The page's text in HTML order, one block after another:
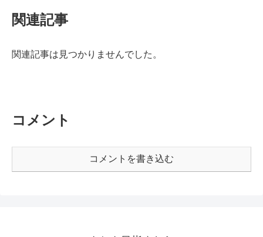
関連記事
関連記事は見つかりませんでした。
コメント
コメントを書き込む